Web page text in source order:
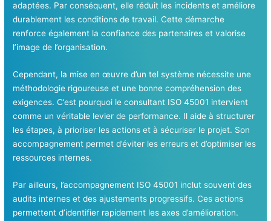
adaptées. Par conséquent, elle réduit les incidents et améliore
durablement les conditions de travail. Cette démarche
renforce également la confiance des partenaires et valorise
l’image de l’organisation.
Cependant, la mise en œuvre d’un tel système nécessite une
méthodologie rigoureuse et une bonne compréhension des
exigences. C’est pourquoi le consultant ISO 45001 intervient
comme un véritable levier de performance. Il aide à structurer
les étapes, à prioriser les actions et à sécuriser le projet. Son
accompagnement permet d’éviter les erreurs et d’optimiser les
ressources internes.
Par ailleurs, l’accompagnement ISO 45001 inclut souvent des
audits internes et des ajustements progressifs. Ces actions
permettent d’identifier rapidement les axes d’amélioration.